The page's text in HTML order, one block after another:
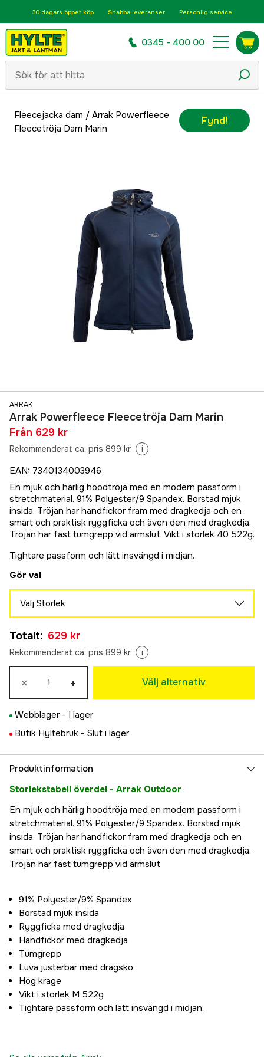
30 dagars öppet köp Snabba leveranser Personlig service
0345 - 400 00
Fleecejacka dam / Arrak Powerfleece
Fleecetröja Dam Marin
Fynd!
ARRAK
Arrak Powerfleece Fleecetröja Dam Marin
Från 629 kr
Rekommenderat ca. pris 899 kr i
EAN: 7340134003946
En mjuk och härlig hoodtröja med en modern passform i
stretchmaterial. 91% Polyester/9 Spandex. Borstad mjuk
insida. Tröjan har handfickor fram med dragkedja och en
smart och praktisk ryggficka och även den med dragkedja.
Tröjan har fast tumgrepp vid ärmslut. Vikt i storlek 40 522g.
Tightare passform och lätt insvängd i midjan.
Gör val
Välj Storlek
629 kr
S
629 kr
629 kr
XL
2XL
629 kr
3XL
Totalt: 629 kr
Rekommenderat ca. pris 899 kr i
× + Välj alternativ
Webblager - I lager
Butik Hyltebruk - Slut i lager
Produktinformation
Storlekstabell överdel - Arrak Outdoor
En mjuk och härlig hoodtröja med en modern passform i
stretchmaterial. 91% Polyester/9 Spandex. Borstad mjuk
insida. Tröjan har handfickor fram med dragkedja och en
smart och praktisk ryggficka och även den med dragkedja.
Tröjan har fast tumgrepp vid ärmslut
91% Polyester/9% Spandex
Borstad mjuk insida
Ryggficka med dragkedja
Handfickor med dragkedja
Tumgrepp
Luva justerbar med dragsko
Hög krage
Vikt i storlek M 522g
Tightare passform och lätt insvängd i midjan.